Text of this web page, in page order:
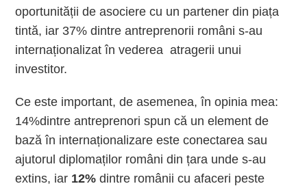
oportunității de asociere cu un partener din piața
tintă, iar 37% dintre antreprenorii români s-au
internaționalizat în vederea atragerii unui
investitor.
Ce este important, de asemenea, în opinia mea:
14%dintre antreprenori spun că un element de
bază în internaționalizare este conectarea sau
ajutorul diplomaților români din țara unde s-au
extins, iar 12%dintre românii cu afaceri peste